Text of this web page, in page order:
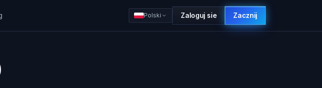
Polski Zaloguj sie Zacznij